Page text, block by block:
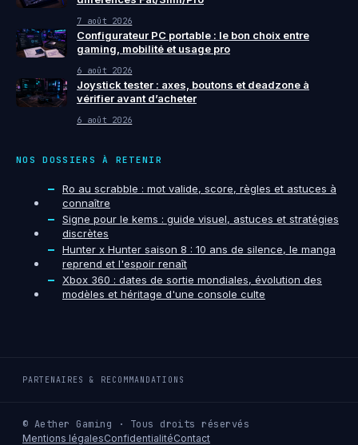
7 août 2026
Configurateur PC portable : le bon choix entre
gaming, mobilité et usage pro
6 août 2026
Joystick tester : axes, boutons et deadzone à
vérifier avant d’acheter
6 août 2026
NOS DOSSIERS À RETENIR
Ro au scrabble : mot valide, score, règles et astuces à
connaître
Signe pour le kems : guide visuel, astuces et stratégies
discrètes
Hunter x Hunter saison 8 : 10 ans de silence, le manga
reprend et l'espoir renaît
Xbox 360 : dates de sortie mondiales, évolution des
modèles et héritage d'une console culte
PARTENAIRES & RECOMMANDATIONS
© Aether Gaming · Tous droits réservés
Mentions légalesConfidentialitéContact